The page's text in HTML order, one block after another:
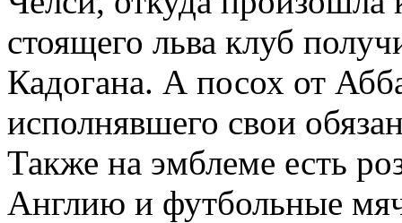
стоящего льва клуб
Кадогана. А посох от
исполнявшего свои
Также на эмблеме есть
Англию и футбольные